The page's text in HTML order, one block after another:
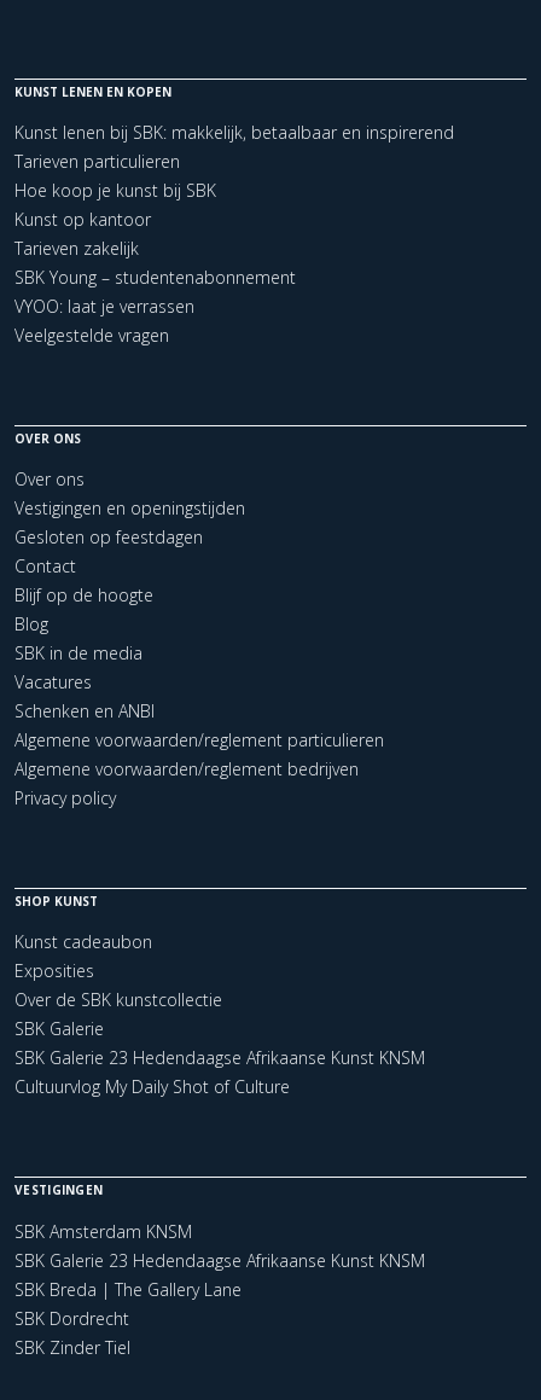
KUNST LENEN EN KOPEN
Kunst lenen bij SBK: makkelijk, betaalbaar en inspirerend
Tarieven particulieren
Hoe koop je kunst bij SBK
Kunst op kantoor
Tarieven zakelijk
SBK Young – studentenabonnement
VYOO: laat je verrassen
Veelgestelde vragen
OVER ONS
Over ons
Vestigingen en openingstijden
Gesloten op feestdagen
Contact
Blijf op de hoogte
Blog
SBK in de media
Vacatures
Schenken en ANBI
Algemene voorwaarden/reglement particulieren
Algemene voorwaarden/reglement bedrijven
Privacy policy
SHOP KUNST
Kunst cadeaubon
Exposities
Over de SBK kunstcollectie
SBK Galerie
SBK Galerie 23 Hedendaagse Afrikaanse Kunst KNSM
Cultuurvlog My Daily Shot of Culture
VESTIGINGEN
SBK Amsterdam KNSM
SBK Galerie 23 Hedendaagse Afrikaanse Kunst KNSM
SBK Breda | The Gallery Lane
SBK Dordrecht
SBK Zinder Tiel